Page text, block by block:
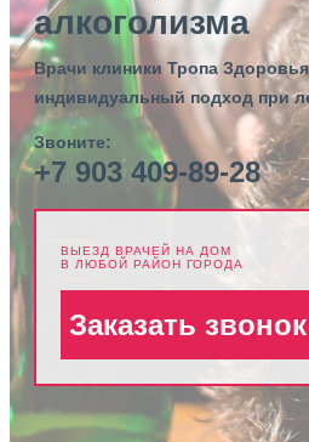
алкоголизма
Врачи клиники Тропа
индивидуальный подход при
Звоните:
+7 903 409-89-28
ВЫЕЗД ВРАЧЕЙ НА ДОМ
В ЛЮБОЙ РАЙОН ГОРОДА
Заказать звонок